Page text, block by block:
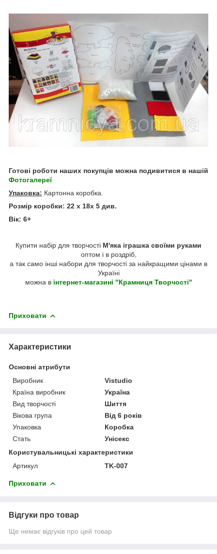
Готові роботи наших покупців можна подивитися в нашій
Фотогалереї
Упаковка: Картонна коробка.
Розмір коробки: 22 х 18х 5 див.
Вік: 6+
Купити набір для творчості М'яка іграшка своїми руками
оптом і в роздріб,
а так само інші набори для творчості за найкращими цінами в
Україні
можна в інтернет-магазині "Крамниця Творчості"
Приховати
Характеристики
Основні атрибути
Виробник
Vistudio
Країна виробник
Україна
Вид творчості
Шиття
Вікова група
Від 6 років
Упаковка
Коробка
Стать
Унісекс
Користувальницькі характеристики
Артикул
TK-007
Приховати
Відгуки про товар
Ще немає відгуків про цей товар